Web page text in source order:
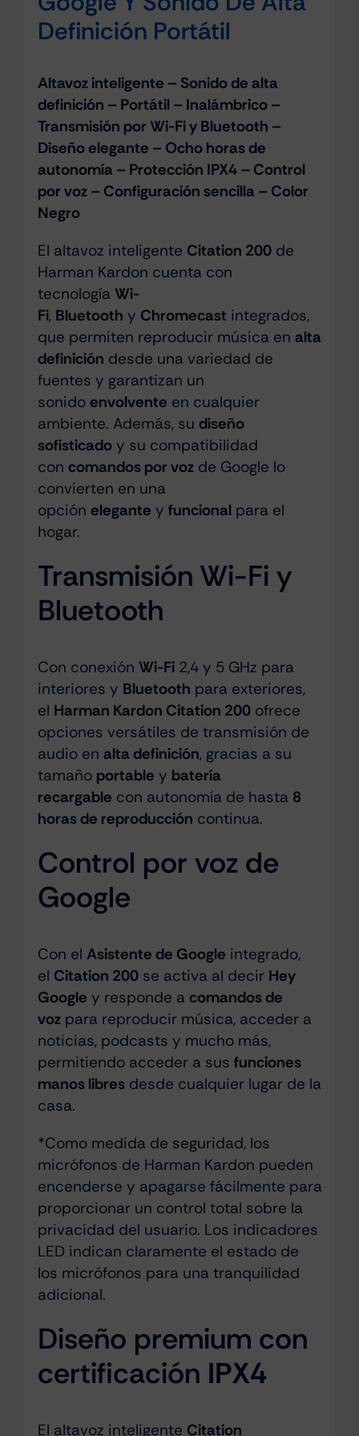
Definición Portátil
Altavoz inteligente – Sonido de alta
definición – Portátil – Inalámbrico –
Transmisión por Wi-Fi y Bluetooth –
Diseño elegante – Ocho horas de
autonomía – Protección IPX4 – Control
por voz – Configuración sencilla – Color
Negro
El altavoz inteligente Citation 200de
Harman Kardon cuenta con
tecnología Wi-
Fi, Bluetooth y Chromecast integrados,
que permiten reproducir música en alta
definición desde una variedad de
fuentes y garantizan un
sonido envolvente en cualquier
ambiente. Además, su diseño
sofisticadoy su compatibilidad
con comandos por vozde Google lo
convierten en una
opción elegante y funcional para el
hogar.
Transmisión Wi-Fi y
Bluetooth
Con conexión Wi-Fi2,4 y 5 GHz para
interiores y Bluetooth para exteriores,
el Harman Kardon Citation 200ofrece
opciones versátiles de transmisión de
audio en alta definición, gracias a su
tamaño portable y batería
recargable con autonomía de hasta 8
horas de reproducción continua.
Control por voz de
Google
Con el Asistente de Google integrado,
el Citation 200se activa al decir Hey
Google y responde a comandos de
vozpara reproducir música, acceder a
noticias, podcasts y mucho más,
permitiendo acceder a sus funciones
manos libresdesde cualquier lugar de la
casa.
*Como medida de seguridad, los
micrófonos de Harman Kardon pueden
encenderse y apagarse fácilmente para
proporcionar un control total sobre la
privacidad del usuario. Los indicadores
LED indican claramente el estado de
los micrófonos para una tranquilidad
adicional.
Diseño premium con
certificación IPX4
El altavoz inteligente Citation